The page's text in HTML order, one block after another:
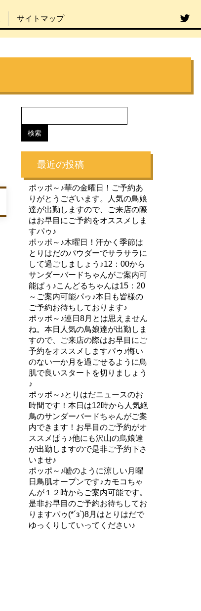
サイトマップ
最近の投稿
ポッポ～♪華の金曜日！ご予約あ
りがとうございます。人気の鳥娘
達が出勤しますので、ご来店の際
はお早目にご予約をオススメしま
すパゥ♪
ポッポ～♪木曜日！汗かく季節は
とりはだのパウダーでサラサラに
して過ごしましょう♪12：00から
サンダーバードちゃんがご案内可
能ぱぅ♪こんどるちゃんは15：20
～ご案内可能パゥ♪本日も皆様の
ご予約お待ちしております♪
ポッポ～♪連日8月とは思えません
ね。本日人気の鳥娘達が出勤しま
すので、ご来店の際はお早目にご
予約をオススメしますパゥ♪悔い
のない一か月を過ごせるように鳥
肌で良いスタートを切りましょう
♪
ポッポ～♪とりはだニュースのお
時間です！本日は12時から人気絶
鳥のサンダーバードちゃんがご案
内できます！お早目のご予約がオ
ススメぱぅ♪他にも沢山の鳥娘達
が出勤しますので是非ご予約下さ
いませ♪
ポッポ～♪嘘のように涼しい月曜
日鳥肌オープンです♪カモコちゃ
んが１２時からご案内可能です。
是非お早目のご予約お待ちしてお
りますパゥ(*´з`)8月はとりはだで
ゆっくりしていってください♪